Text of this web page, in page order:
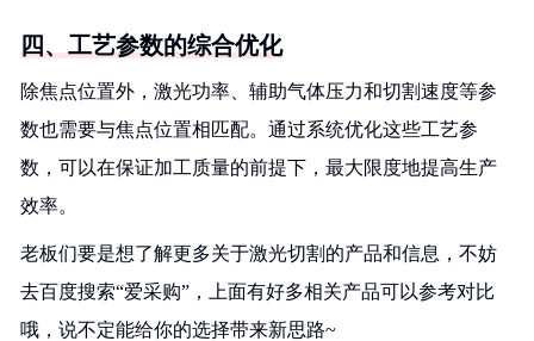
四、工艺参数的综合优化
除焦点位置外，激光功率、辅助气体压力和切割速度等参
数也需要与焦点位置相匹配。通过系统优化这些工艺参
数，可以在保证加工质量的前提下，最大限度地提高生产
效率。
老板们要是想了解更多关于激光切割的产品和信息，不妨
去百度搜索“爱采购”，上面有好多相关产品可以参考对比
哦，说不定能给你的选择带来新思路~